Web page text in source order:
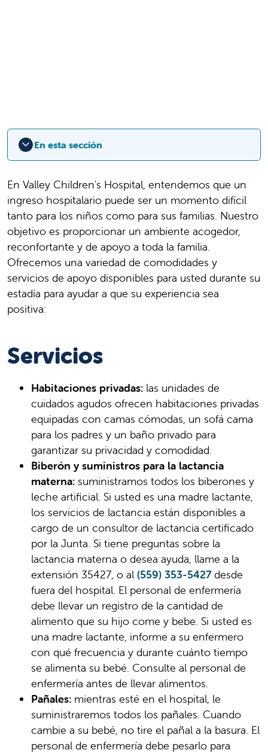
En esta sección
En Valley Children's Hospital, entendemos que un
ingreso hospitalario puede ser un momento difícil
tanto para los niños como para sus familias. Nuestro
objetivo es proporcionar un ambiente acogedor,
reconfortante y de apoyo a toda la familia.
Ofrecemos una variedad de comodidades y
servicios de apoyo disponibles para usted durante su
estadía para ayudar a que su experiencia sea
positiva:
Servicios
Habitaciones privadas: las unidades de
cuidados agudos ofrecen habitaciones privadas
equipadas con camas cómodas, un sofá cama
para los padres y un baño privado para
garantizar su privacidad y comodidad.
Biberón y suministros para la lactancia
materna: suministramos todos los biberones y
leche artificial. Si usted es una madre lactante,
los servicios de lactancia están disponibles a
cargo de un consultor de lactancia certificado
por la Junta. Si tiene preguntas sobre la
lactancia materna o desea ayuda, llame a la
extensión 35427, o al (559) 353-5427desde
fuera del hospital. El personal de enfermería
debe llevar un registro de la cantidad de
alimento que su hijo come y bebe. Si usted es
una madre lactante, informe a su enfermero
con qué frecuencia y durante cuánto tiempo
se alimenta su bebé. Consulte al personal de
enfermería antes de llevar alimentos.
Pañales: mientras esté en el hospital, le
suministraremos todos los pañales. Cuando
cambie a su bebé, no tire el pañal a la basura. El
personal de enfermería debe pesarlo para